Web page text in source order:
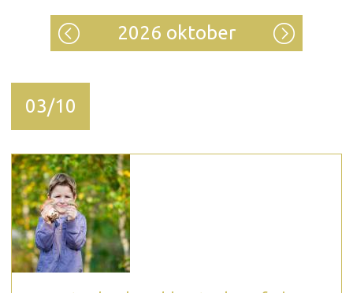
2026 oktober
03/10